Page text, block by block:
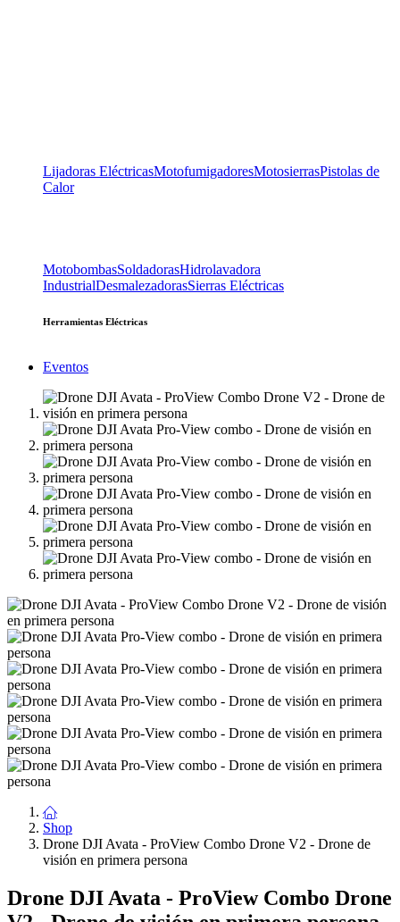
Lijadoras EléctricasMotofumigadoresMotosierrasPistolas de
Calor
MotobombasSoldadorasHidrolavadora
IndustrialDesmalezadorasSierras Eléctricas
Herramientas Eléctricas
Eventos
Shop
Drone DJI Avata - ProView Combo Drone V2 - Drone de
visión en primera persona
Drone DJI Avata - ProView Combo Drone